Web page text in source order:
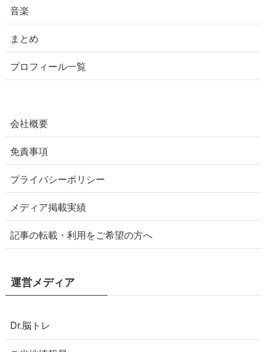
音楽
まとめ
プロフィール一覧
会社概要
免責事項
プライバシーポリシー
メディア掲載実績
記事の転載・利用をご希望の方へ
運営メディア
Dr.脳トレ